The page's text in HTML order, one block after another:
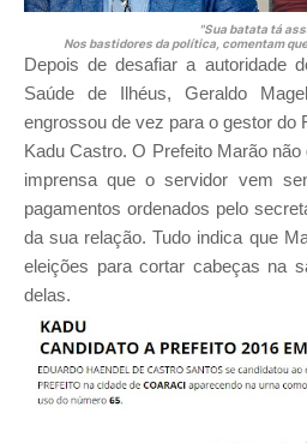
"Sua batata tá
Nos bastidores da política, comentam
Depois de desafiar a autoridade
Saúde de Ilhéus, Geraldo
engrossou de vez para o gestor do
Kadu Castro. O Prefeito Marão
imprensa que o servidor vem
pagamentos ordenados pelo
da sua relação. Tudo indica que
eleições para cortar cabeças na
delas.